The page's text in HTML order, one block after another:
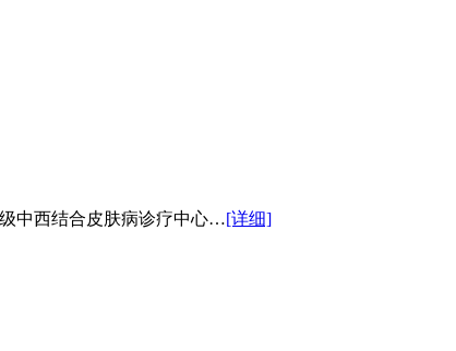
中西结合皮肤病诊疗中心…[详细]